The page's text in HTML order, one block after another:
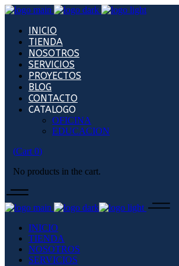
INICIO
TIENDA
NOSOTROS
SERVICIOS
PROYECTOS
BLOG
CONTACTO
CATALOGO
OFICINA
EDUCACION
(Cart 0)
No products in the cart.
INICIO
TIENDA
NOSOTROS
SERVICIOS